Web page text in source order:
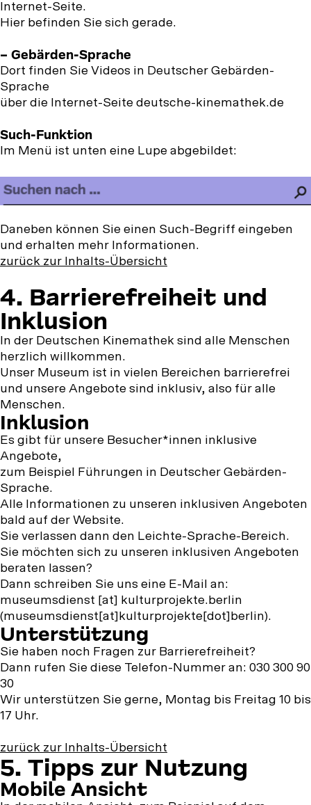
Internet-Seite.
Hier befinden Sie sich gerade.
– Gebärden-Sprache
Dort finden Sie Videos in Deutscher Gebärden-
Sprache
über die Internet-Seite deutsche-kinemathek.de
Such-Funktion
Im Menü ist unten eine Lupe abgebildet:
Daneben können Sie einen Such-Begriff eingeben
und erhalten mehr Informationen.
zurück zur Inhalts-Übersicht
4.
Barrierefreiheit
und
Inklusion
4. Barrierefreiheit und
Inklusion
In der Deutschen Kinemathek sind alle Menschen
herzlich willkommen.
Unser Museum ist in vielen Bereichen barrierefrei
und unsere Angebote sind inklusiv, also für alle
Menschen.
Inklusion
Es gibt für unsere Besucher*innen inklusive
Angebote,
zum Beispiel Führungen in Deutscher Gebärden-
Sprache.
Alle Informationen zu unseren inklusiven Angeboten
bald auf der Website.
Sie verlassen dann den Leichte-Sprache-Bereich.
Sie möchten sich zu unseren inklusiven Angeboten
beraten lassen?
Dann schreiben Sie uns eine E-Mail an:
museumsdienst [at] kulturprojekte.berlin
(museumsdienst[at]kulturprojekte[dot]berlin).
Unterstützung
Sie haben noch Fragen zur Barrierefreiheit?
Dann rufen Sie diese Telefon-Nummer an: 030 300 90
30
Wir unterstützen Sie gerne, Montag bis Freitag 10 bis
17 Uhr.
zurück zur Inhalts-Übersicht
5.
Tipps
5. Tipps zur Nutzung
Mobile Ansicht